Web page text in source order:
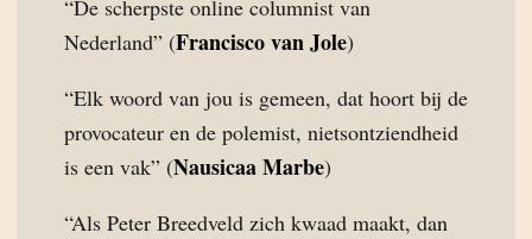
“De scherpste online columnist van
Nederland” (Francisco van Jole)
“Elk woord van jou is gemeen, dat hoort bij de
provocateur en de polemist, nietsontziendheid
is een vak” (Nausicaa Marbe)
“Als Peter Breedveld zich kwaad maakt, dan